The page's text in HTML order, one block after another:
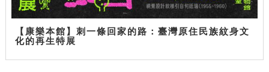
【康樂本館】刺一條回家的路：臺灣原住民族紋身文
化的再生特展